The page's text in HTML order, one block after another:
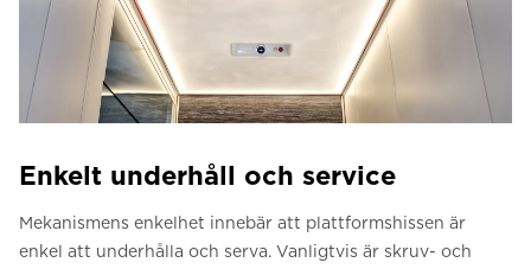
Enkelt underhåll och service
Mekanismens enkelhet innebär att plattformshissen är
enkel att underhålla och serva. Vanligtvis är skruv- och